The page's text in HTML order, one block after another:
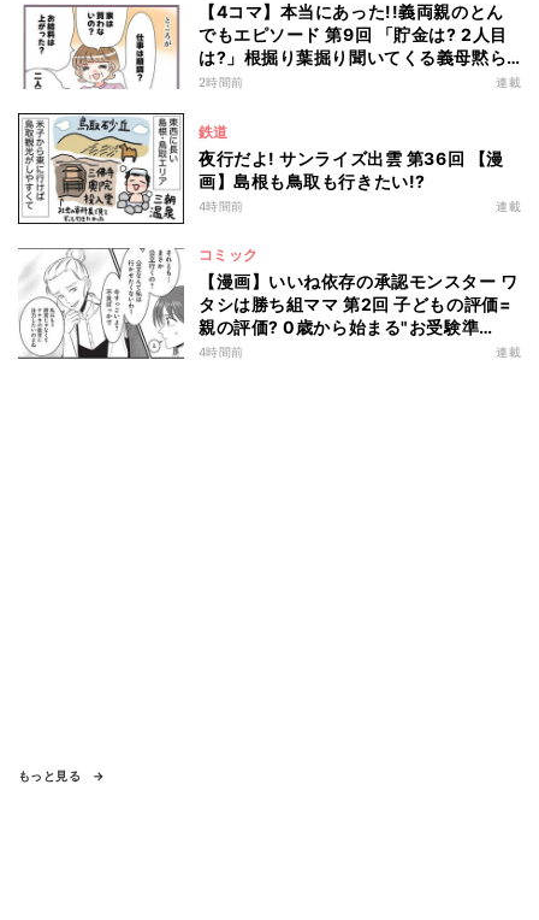
【4コマ】本当にあった!!義両親のとん
でもエピソード 第9回 「貯金は? 2人目
は?」根掘り葉掘り聞いてくる義母黙ら
せた一言
2時間前 連載
鉄道
夜行だよ! サンライズ出雲 第36回 【漫
画】島根も鳥取も行きたい!?
4時間前 連載
コミック
【漫画】いいね依存の承認モンスター ワ
タシは勝ち組ママ 第2回 子どもの評価=
親の評価? 0歳から始まる"お受験準
備"とは…
4時間前 連載
もっと見る